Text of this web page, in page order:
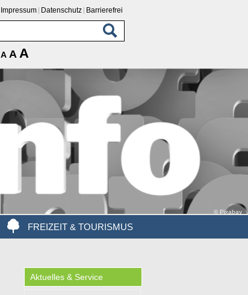
Impressum Datenschutz Barrierefrei
A A A
© Pixabay
FREIZEIT & TOURISMUS
Aktuelles & Service